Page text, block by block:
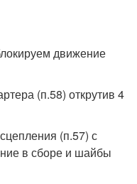
движение
(п.58) открутив 4
(п.57) с
в сборе и шайбы